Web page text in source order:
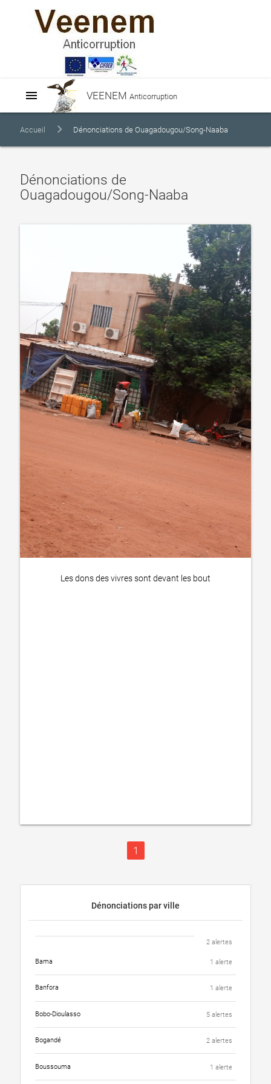
VEENEMAnticorruption
menu
Accueil Dénonciations de Ouagadougou/Song-Naaba
Dénonciations de
Ouagadougou/Song-Naaba
Les dons des vivres sont devant les bout
1
Dénonciations par ville
2 alertes
Bama 1 alerte
Banfora 1 alerte
Bobo-Dioulasso 5 alertes
Bogandé 2 alertes
Boussouma 1 alerte